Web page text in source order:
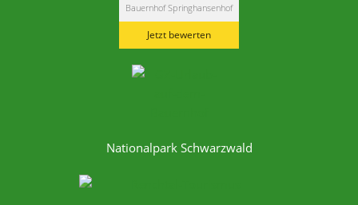
Bauernhof Springhansenhof
Jetzt bewerten
Nationalpark Schwarzwald